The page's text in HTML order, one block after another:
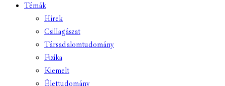
Témák
Hírek
Csillagászat
Társadalomtudomány
Fizika
Kiemelt
Élettudomány